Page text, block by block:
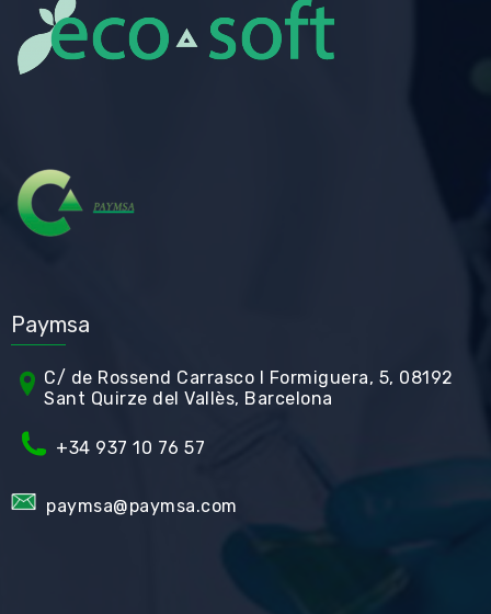
Paymsa
C/ de Rossend Carrasco I Formiguera, 5, 08192
Sant Quirze del Vallès, Barcelona
+34 937 10 76 57
paymsa@paymsa.com